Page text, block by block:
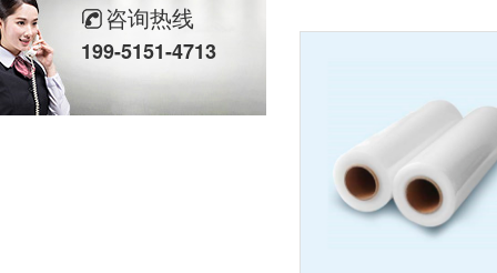
咨询热线
199-5151-4713